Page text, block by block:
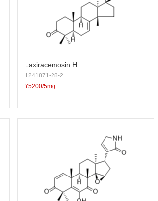
Laxiracemosin H
1241871-28-2
¥5200/5mg